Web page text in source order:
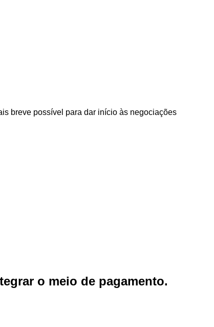
breve possível para dar início às negociações
o meio de pagamento.